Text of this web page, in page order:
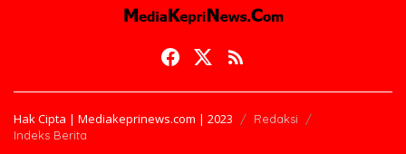
Hak Cipta | Mediakeprinews.com | 2023
Redaksi
Indeks Berita